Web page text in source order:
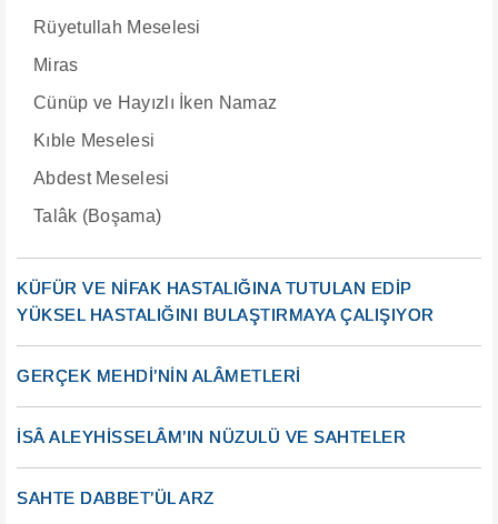
Rüyetullah Meselesi
Miras
Cünüp ve Hayızlı İken Namaz
Kıble Meselesi
Abdest Meselesi
Talâk (Boşama)
KÜFÜR VE NİFAK HASTALIĞINA TUTULAN EDİP
YÜKSEL HASTALIĞINI BULAŞTIRMAYA ÇALIŞIYOR
GERÇEK MEHDİ’NİN ALÂMETLERİ
İSÂ ALEYHİSSELÂM’IN NÜZULÜ VE SAHTELER
SAHTE DABBET’ÜL ARZ